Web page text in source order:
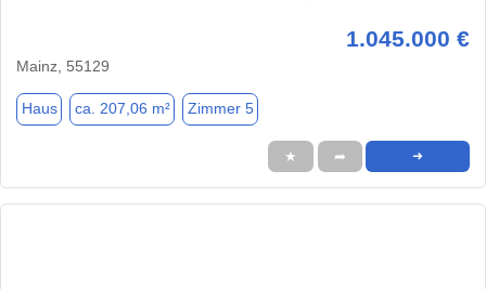
1.045.000 €
Mainz, 55129
Haus ca. 207,06 m² Zimmer 5
★ ➦ ➜